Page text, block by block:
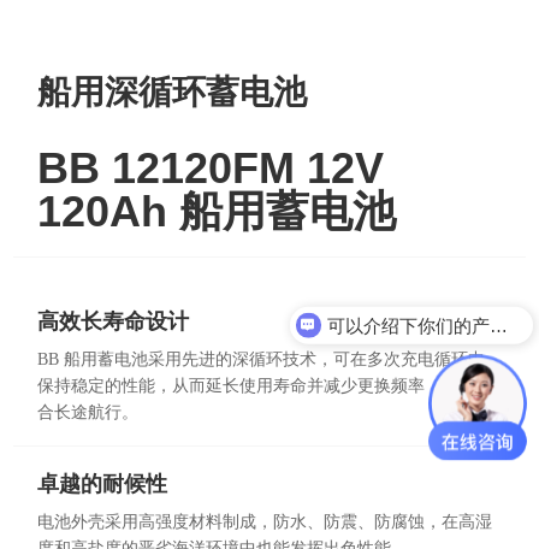
船用深循环蓄电池
BB 12120FM 12V
120Ah 船用蓄电池
高效长寿命设计
BB 船用蓄电池采用先进的深循环技术，可在多次充电循环中
保持稳定的性能，从而延长使用寿命并减少更换频率，非常适
合长途航行。
卓越的耐候性
电池外壳采用高强度材料制成，防水、防震、防腐蚀，在高湿
可以介绍下你们的产品么？